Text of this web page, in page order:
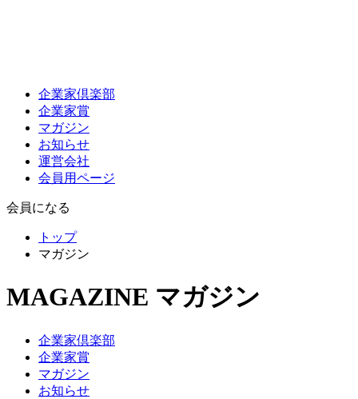
企業家倶楽部
企業家賞
マガジン
お知らせ
運営会社
会員用ページ
会員になる
トップ
マガジン
MAGAZINE マガジン
企業家倶楽部
企業家賞
マガジン
お知らせ